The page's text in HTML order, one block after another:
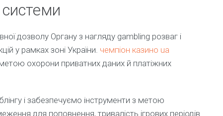
системи
дозволу Органу з нагляду gambling розваг і
у рамках зоні України. чемпіон казино ua
охорони приватних даних й платіжних
і забезпечуємо інструменти з метою
для поповнення, тривалість ігрових періодів